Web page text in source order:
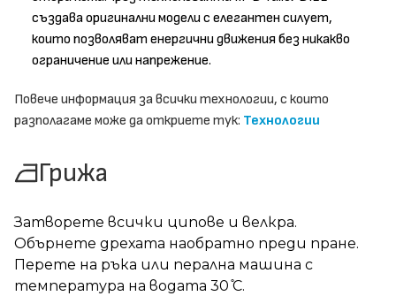
създава оригинални модели с елегантен силует,
които позволяват енергични движения без никакво
ограничение или напрежение.
Повече информация за всички технологии, с които
разполагаме може да откриете тук: Технологии
Грижа
Затворете всички ципове и велкра.
Обърнете дрехата наобратно преди пране.
Перете на ръка или перална машина с
температура на водата 30 ̊С.